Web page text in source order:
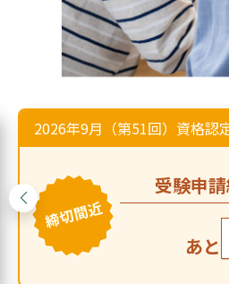
年9月（第51回）資格認定試験
受験申請締
0